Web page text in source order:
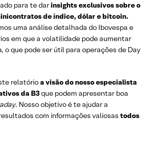
para te darinsights exclusivos sobre o
de índice, dólar e bitcoin.
uma análise detalhada do Ibovespa e
em que a volatilidade pode aumentar
o que pode ser útil para operações de Day
relatórioa visão do nosso especialista
da B3que podem apresentar boa
. Nosso objetivo é te ajudar a
com informações valiosas todos